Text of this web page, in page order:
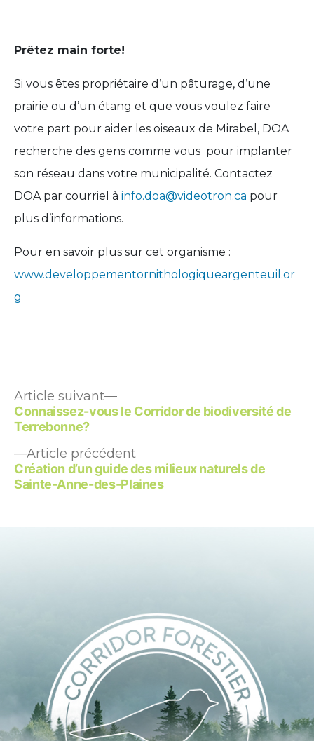
Prêtez main forte!
Si vous êtes propriétaire d’un pâturage, d’une
prairie ou d’un étang et que vous voulez faire
votre part pour aider les oiseaux de Mirabel, DOA
recherche des gens comme vous pour implanter
son réseau dans votre municipalité. Contactez
DOA par courriel à info.doa@videotron.ca pour
plus d’informations.
Pour en savoir plus sur cet organisme :
www.developpementornithologiqueargenteuil.or
g
Navigation
de
l’article
Article précédent
précédent :
Création d’un guide des milieux naturels de
Sainte-Anne-des-Plaines
Article suivant
Article
suivant :
Connaissez-vous le Corridor de biodiversité de
Terrebonne?